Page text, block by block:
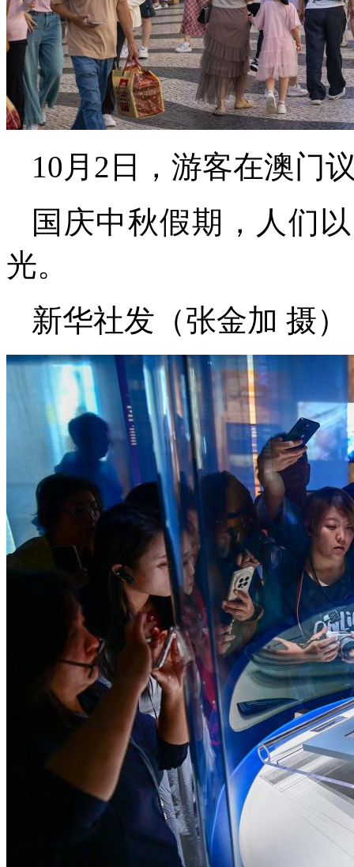
10月2日，游客在澳门
国庆中秋假期，人们
光。
新华社发（张金加 摄）